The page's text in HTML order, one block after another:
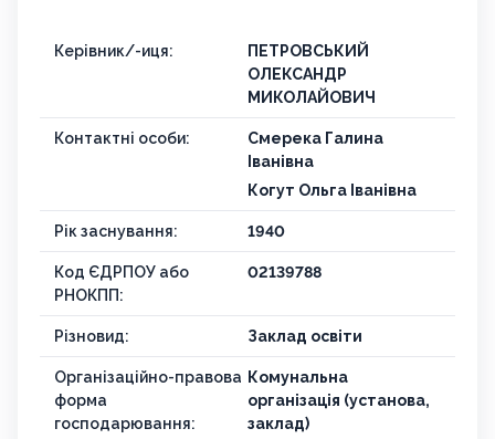
Керівник/-иця:
ПЕТРОВСЬКИЙ
ОЛЕКСАНДР
МИКОЛАЙОВИЧ
Контактні особи:
Смерека Галина
Іванівна
Когут Ольга Іванівна
Рік заснування: 1940
Код ЄДРПОУ або
РНОКПП:
02139788
Різновид: Заклад освіти
Організаційно-правова
форма
господарювання:
Комунальна
організація (установа,
заклад)